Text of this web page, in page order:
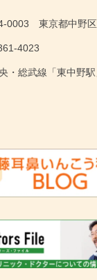
0003 東京都中野
4023
・総武線「東中野